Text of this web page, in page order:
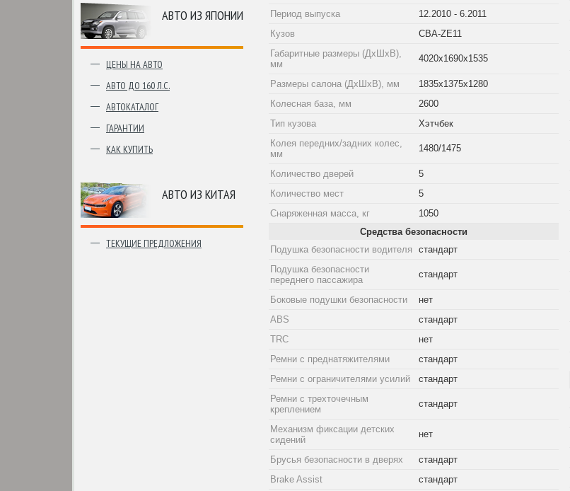
АВТО ИЗ ЯПОНИИ
ЦЕНЫ НА АВТО
АВТО ДО 160 Л.С.
АВТОКАТАЛОГ
ГАРАНТИИ
КАК КУПИТЬ
АВТО ИЗ КИТАЯ
ТЕКУЩИЕ ПРЕДЛОЖЕНИЯ
Период выпуска
12.2010 - 6.2011
Кузов
CBA-ZE11
Габаритные размеры (ДхШхВ),
мм
4020x1690x1535
Размеры салона (ДхШхВ), мм
1835x1375x1280
Колесная база, мм
2600
Тип кузова
Хэтчбек
Колея передних/задних колес,
мм
1480/1475
Количество дверей
5
Количество мест
5
Снаряженная масса, кг
1050
Средства безопасности
Подушка безопасности водителя
стандарт
Подушка безопасности
переднего пассажира
стандарт
Боковые подушки безопасности
нет
ABS
стандарт
TRC
нет
Ремни с преднатяжителями
стандарт
Ремни с ограничителями усилий
стандарт
Ремни с трехточечным
креплением
стандарт
Механизм фиксации детских
сидений
нет
Брусья безопасности в дверях
стандарт
Brake Assist
стандарт